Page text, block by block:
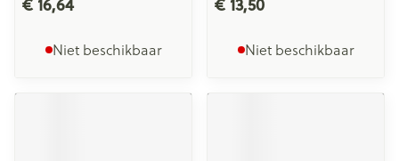
Niet beschikbaar Niet beschikbaar